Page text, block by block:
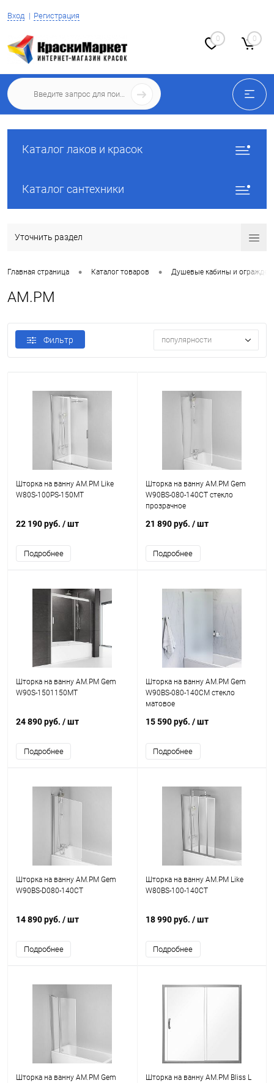
Вход Регистрация
0 0
Каталог лаков и красок
Каталог сантехники
Уточнить раздел
Главная страница • Каталог товаров • Душевые кабины и
AM.PM
Фильтр популярности
Шторка на ванну AM.PM Like
W80S-100PS-150MT
22 190 руб. / шт
Подробнее
Шторка на ванну AM.PM Gem
W90BS-080-140CT стекло
прозрачное
21 890 руб. / шт
Подробнее
Шторка на ванну AM.PM Gem
W90S-1501150MT
24 890 руб. / шт
Подробнее
Шторка на ванну AM.PM Gem
W90BS-080-140CM стекло
матовое
15 590 руб. / шт
Подробнее
Шторка на ванну AM.PM Gem
W90BS-D080-140CT
14 890 руб. / шт
Подробнее
Шторка на ванну AM.PM Like
W80BS-100-140CT
18 990 руб. / шт
Подробнее
Шторка на ванну AM.PM Gem
Шторка на ванну AM.PM Bliss L